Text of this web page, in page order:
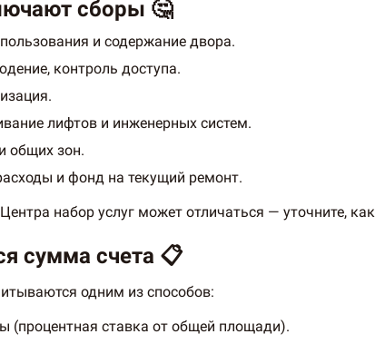
сборы 🤔
и содержание двора.
контроль доступа.
лифтов и инженерных систем.
общих зон.
и фонд на текущий ремонт.
набор услуг может отличаться — уточните,
сумма счета 📋
одним из способов:
(процентная ставка от общей площади).